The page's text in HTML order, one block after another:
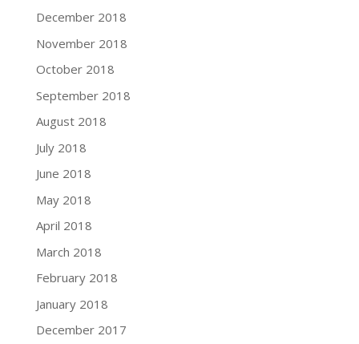
December 2018
November 2018
October 2018
September 2018
August 2018
July 2018
June 2018
May 2018
April 2018
March 2018
February 2018
January 2018
December 2017